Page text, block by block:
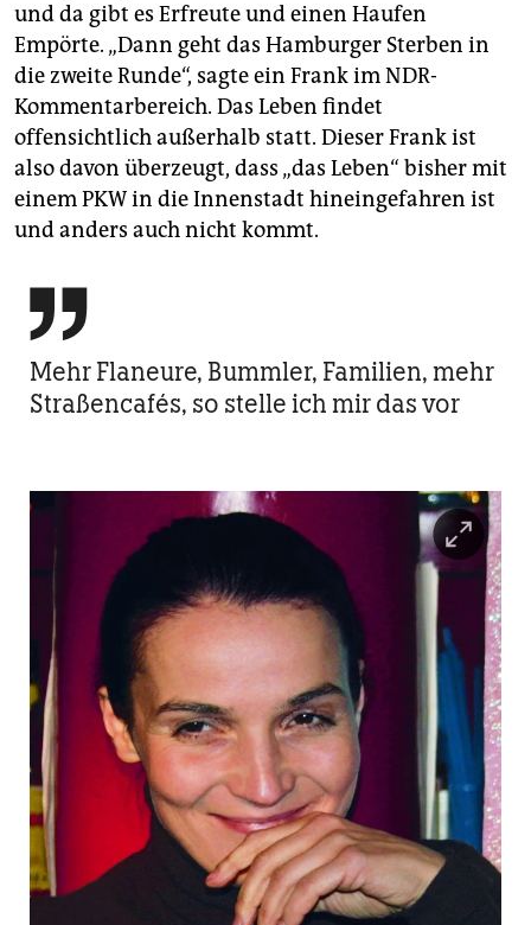
und da gibt es Erfreute und einen Haufen
Empörte. „Dann geht das Hamburger Sterben in
die zweite Runde“, sagte ein Frank im NDR-
Kommentarbereich. Das Leben findet
offensichtlich außerhalb statt. Dieser Frank ist
also davon überzeugt, dass „das Leben“ bisher mit
einem PKW in die Innenstadt hineingefahren ist
und anders auch nicht kommt.

Mehr Flaneure, Bummler, Familien, mehr
Straßencafés, so stelle ich mir das vor